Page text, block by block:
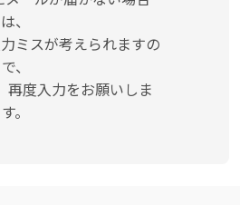
は、
ミスが考えられますの
で、
再度入力をお願いしま
す。